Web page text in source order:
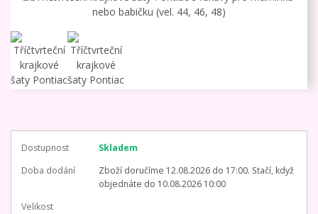
Dostupnost
Skladem
Doba dodání
Zboží doručíme 12.08.2026 do 17:00. Stačí, když
objednáte do 10.08.2026 10:00
Velikost